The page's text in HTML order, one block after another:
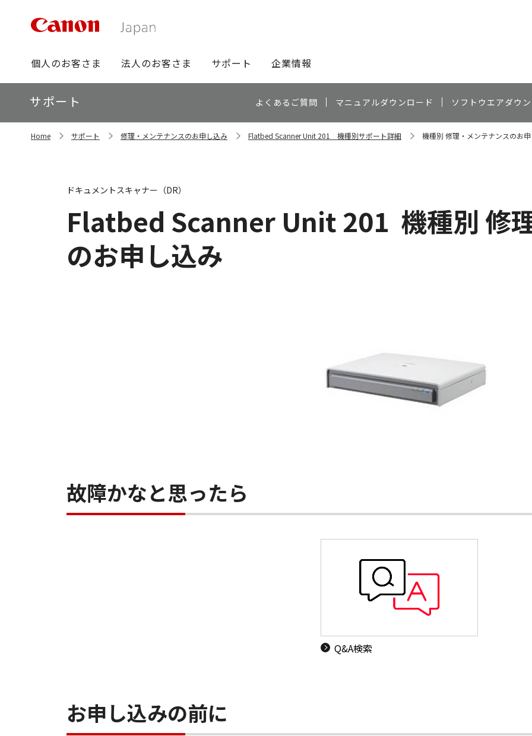
グ
ロ
ー
バ
ビ
個人のお客さま 法人のお客さま サポート 企業情報
ロ
ー
カ
ル
サポート よくあるご質問 マニュアルダウンロード ソフトウエアダウ
Home サポート 修理・メンテナンスのお申し込み Flatbed Scanner Unit 201 機種別サポート詳細 機種別 修理・メンテナンスのお
Flatbed Scanner Unit 201 機種別 修
のお申し込み
ドキュメントスキャナー（DR）
故障かなと思ったら
Q&A検索
お申し込みの前に